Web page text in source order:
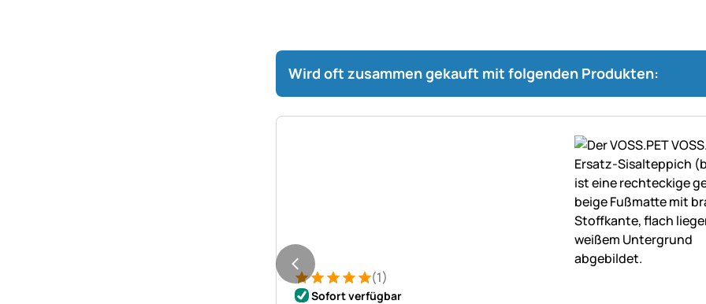
Wird oft zusammen gekauft mit folgenden Produkten:
Bewertung: 5 von 5 (1 Bewertungen)
1 Bewertung (1)
Sofort verfügbar